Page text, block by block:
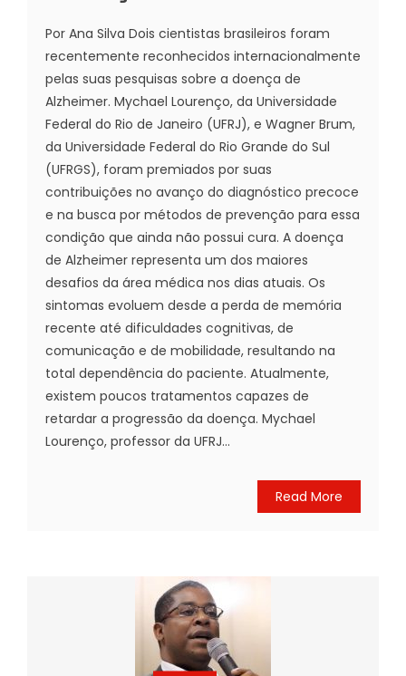
Por Ana Silva Dois cientistas brasileiros foram
recentemente reconhecidos internacionalmente
pelas suas pesquisas sobre a doença de
Alzheimer. Mychael Lourenço, da Universidade
Federal do Rio de Janeiro (UFRJ), e Wagner Brum,
da Universidade Federal do Rio Grande do Sul
(UFRGS), foram premiados por suas
contribuições no avanço do diagnóstico precoce
e na busca por métodos de prevenção para essa
condição que ainda não possui cura. A doença
de Alzheimer representa um dos maiores
desafios da área médica nos dias atuais. Os
sintomas evoluem desde a perda de memória
recente até dificuldades cognitivas, de
comunicação e de mobilidade, resultando na
total dependência do paciente. Atualmente,
existem poucos tratamentos capazes de
retardar a progressão da doença. Mychael
Lourenço, professor da UFRJ...
Read More